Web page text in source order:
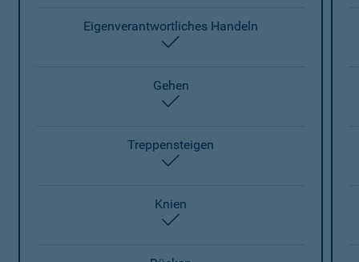
Eigenverantwortliches Handeln
Gehen
Treppensteigen
Knien